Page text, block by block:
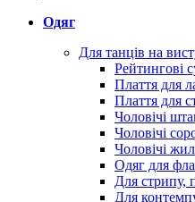
Одяг
Для танців на
Рейтингові
Плаття для
Плаття для
Чоловічі
Чоловічі
Чоловічі
Одяг для
Для стрипу,
Для